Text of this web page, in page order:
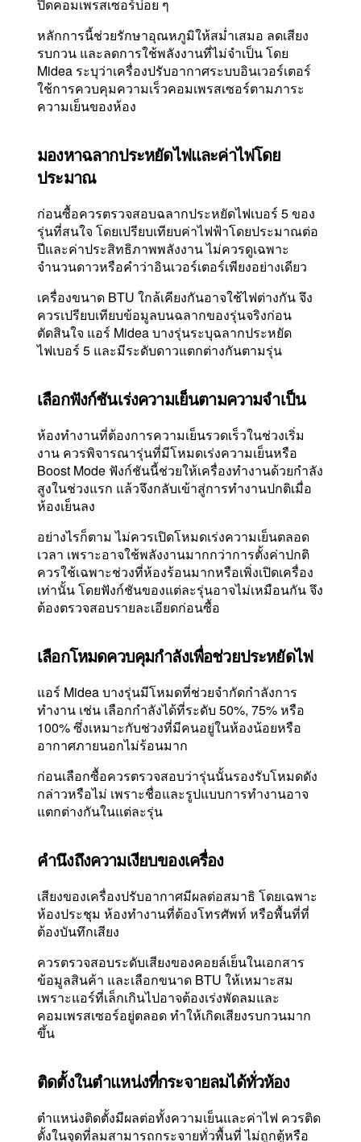
ปิดคอมเพรสเซอร์บ่อย ๆ
หลักการนี้ช่วยรักษาอุณหภูมิให้สม่ำเสมอ ลดเสียง
รบกวน และลดการใช้พลังงานที่ไม่จำเป็น โดย
Midea ระบุว่าเครื่องปรับอากาศระบบอินเวอร์เตอร์
ใช้การควบคุมความเร็วคอมเพรสเซอร์ตามภาระ
ความเย็นของห้อง
มองหาฉลากประหยัดไฟและค่าไฟโดย
ประมาณ
ก่อนซื้อควรตรวจสอบฉลากประหยัดไฟเบอร์ 5 ของ
รุ่นที่สนใจ โดยเปรียบเทียบค่าไฟฟ้าโดยประมาณต่อ
ปีและค่าประสิทธิภาพพลังงาน ไม่ควรดูเฉพาะ
จำนวนดาวหรือคำว่าอินเวอร์เตอร์เพียงอย่างเดียว
เครื่องขนาด BTU ใกล้เคียงกันอาจใช้ไฟต่างกัน จึง
ควรเปรียบเทียบข้อมูลบนฉลากของรุ่นจริงก่อน
ตัดสินใจ แอร์ Midea บางรุ่นระบุฉลากประหยัด
ไฟเบอร์ 5 และมีระดับดาวแตกต่างกันตามรุ่น
เลือกฟังก์ชันเร่งความเย็นตามความจำเป็น
ห้องทำงานที่ต้องการความเย็นรวดเร็วในช่วงเริ่ม
งาน ควรพิจารณารุ่นที่มีโหมดเร่งความเย็นหรือ
Boost Mode ฟังก์ชันนี้ช่วยให้เครื่องทำงานด้วยกำลัง
สูงในช่วงแรก แล้วจึงกลับเข้าสู่การทำงานปกติเมื่อ
ห้องเย็นลง
อย่างไรก็ตาม ไม่ควรเปิดโหมดเร่งความเย็นตลอด
เวลา เพราะอาจใช้พลังงานมากกว่าการตั้งค่าปกติ
ควรใช้เฉพาะช่วงที่ห้องร้อนมากหรือเพิ่งเปิดเครื่อง
เท่านั้น โดยฟังก์ชันของแต่ละรุ่นอาจไม่เหมือนกัน จึง
ต้องตรวจสอบรายละเอียดก่อนซื้อ
เลือกโหมดควบคุมกำลังเพื่อช่วยประหยัดไฟ
แอร์ Midea บางรุ่นมีโหมดที่ช่วยจำกัดกำลังการ
ทำงาน เช่น เลือกกำลังได้ที่ระดับ 50%, 75% หรือ
100% ซึ่งเหมาะกับช่วงที่มีคนอยู่ในห้องน้อยหรือ
อากาศภายนอกไม่ร้อนมาก
ก่อนเลือกซื้อควรตรวจสอบว่ารุ่นนั้นรองรับโหมดดัง
กล่าวหรือไม่ เพราะชื่อและรูปแบบการทำงานอาจ
แตกต่างกันในแต่ละรุ่น
คำนึงถึงความเงียบของเครื่อง
เสียงของเครื่องปรับอากาศมีผลต่อสมาธิ โดยเฉพาะ
ห้องประชุม ห้องทำงานที่ต้องโทรศัพท์ หรือพื้นที่ที่
ต้องบันทึกเสียง
ควรตรวจสอบระดับเสียงของคอยล์เย็นในเอกสาร
ข้อมูลสินค้า และเลือกขนาด BTU ให้เหมาะสม
เพราะแอร์ที่เล็กเกินไปอาจต้องเร่งพัดลมและ
คอมเพรสเซอร์อยู่ตลอด ทำให้เกิดเสียงรบกวนมาก
ขึ้น
ติดตั้งในตำแหน่งที่กระจายลมได้ทั่วห้อง
ตำแหน่งติดตั้งมีผลต่อทั้งความเย็นและค่าไฟ ควรติด
ตั้งในจุดที่ลมสามารถกระจายทั่วพื้นที่ ไม่ถูกตู้หรือ